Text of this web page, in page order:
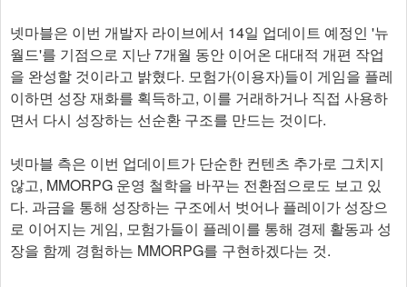
넷마블은 이번 개발자 라이브에서 14일 업데이트 예정인 '뉴
월드'를 기점으로 지난 7개월 동안 이어온 대대적 개편 작업
을 완성할 것이라고 밝혔다. 모험가(이용자)들이 게임을 플레
이하면 성장 재화를 획득하고, 이를 거래하거나 직접 사용하
면서 다시 성장하는 선순환 구조를 만드는 것이다.
넷마블 측은 이번 업데이트가 단순한 컨텐츠 추가로 그치지
않고, MMORPG 운영 철학을 바꾸는 전환점으로도 보고 있
다. 과금을 통해 성장하는 구조에서 벗어나 플레이가 성장으
로 이어지는 게임, 모험가들이 플레이를 통해 경제 활동과 성
장을 함께 경험하는 MMORPG를 구현하겠다는 것.